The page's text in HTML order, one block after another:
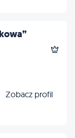
Zobacz profil